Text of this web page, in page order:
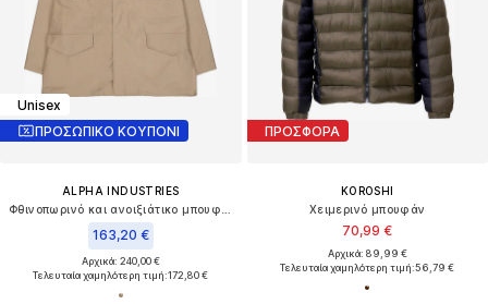
Unisex
ΠΡΟΣΩΠΙΚΟ ΚΟΥΠΟΝΙ
ALPHA INDUSTRIES
163,20 €
Αρχικά: 240,00 €
Τελευταία χαμηλότερη τιμή:172,80 €
ΠΡΟΣΦΟΡΑ
KOROSHI
Χειμερινό μπουφάν
70,99 €
Αρχικά: 89,99 €
Τελευταία χαμηλότερη τιμή:56,79 €